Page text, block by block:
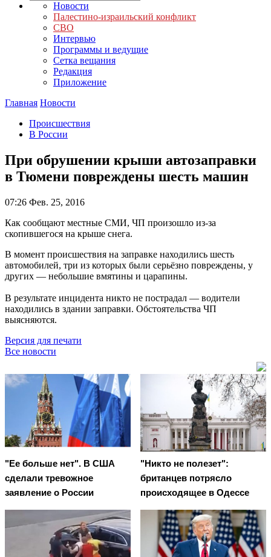
Новости
Палестино-израильский конфликт
СВО
Интервью
Программы и ведущие
Сетка вещания
Редакция
Приложение
Главная Новости
Происшествия
В России
При обрушении крыши автозаправки
в Тюмени повреждены шесть машин
07:26 Фев. 25, 2016
Как сообщают местные СМИ, ЧП произошло из-за
скопившегося на крыше снега.
В момент происшествия на заправке находились шесть
автомобилей, три из которых были серьёзно повреждены, у
других — небольшие вмятины и царапины.
В результате инцидента никто не пострадал — водители
находились в здании заправки. Обстоятельства ЧП
выясняются.
Версия для печати
Все новости
"Ее больше нет". В США
сделали тревожное
заявление о России
"Никто не полезет":
британцев потрясло
происходящее в Одессе